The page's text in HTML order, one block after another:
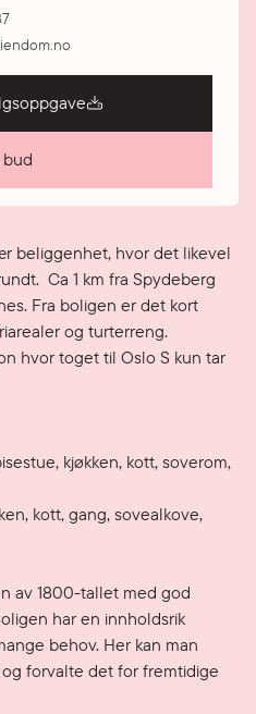
beliggenhet, hvor det likevel
Ca 1 km fra Spydeberg
Fra boligen er det kort
og turterreng.
hvor toget til Oslo S kun tar
kjøkken, kott, soverom,
kott, gang, sovealkove,
av 1800-tallet med god
har en innholdsrik
behov. Her kan man
forvalte det for fremtidige